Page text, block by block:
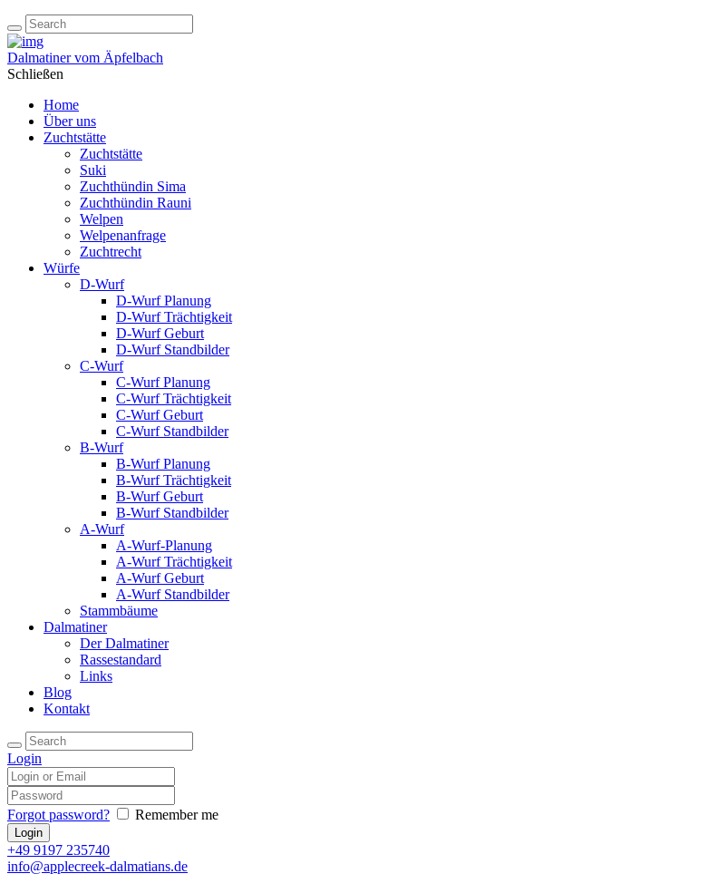
Dalmatiner vom Äpfelbach
Schließen
Home
Über uns
Zuchtstätte
Zuchtstätte
Suki
Zuchthündin Sima
Zuchthündin Rauni
Welpen
Welpenanfrage
Zuchtrecht
Würfe
D-Wurf
D-Wurf Planung
D-Wurf Trächtigkeit
D-Wurf Geburt
D-Wurf Standbilder
C-Wurf
C-Wurf Planung
C-Wurf Trächtigkeit
C-Wurf Geburt
C-Wurf Standbilder
B-Wurf
B-Wurf Planung
B-Wurf Trächtigkeit
B-Wurf Geburt
B-Wurf Standbilder
A-Wurf
A-Wurf-Planung
A-Wurf Trächtigkeit
A-Wurf Geburt
A-Wurf Standbilder
Stammbäume
Dalmatiner
Der Dalmatiner
Rassestandard
Links
Blog
Kontakt
Login
Forgot password? Remember me
+49 9197 235740
info@applecreek-dalmatians.de